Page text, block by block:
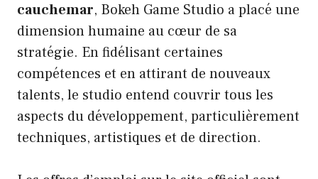
cauchemar, Bokeh Game Studio a placé une
dimension humaine au cœur de sa
stratégie. En fidélisant certaines
compétences et en attirant de nouveaux
talents, le studio entend couvrir tous les
aspects du développement, particulièrement
techniques, artistiques et de direction.